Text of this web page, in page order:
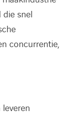
snel
concurrentie,